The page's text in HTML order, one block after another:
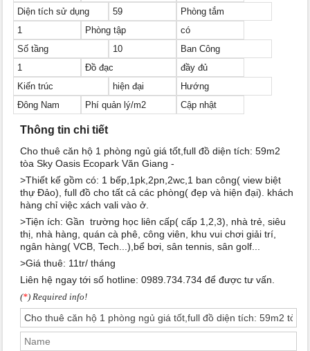
Diện tích sử dụng
59
Phòng tắm
1
Phòng tập
có
Số tầng
10
Ban Công
1
Đồ đạc
đầy đủ
Kiến trúc
hiện đại
Hướng
Đông Nam
Phí quản lý/m2 Cập nhật
Thông tin chi tiết
Cho thuê căn hộ 1 phòng ngủ giá tốt,full đồ diện tích: 59m2
tòa Sky Oasis Ecopark Văn Giang -
>Thiết kế gồm có: 1 bếp,1pk,2pn,2wc,1 ban công( view biệt
thự Đảo), full đồ cho tất cả các phòng( đẹp và hiện đại). khách
hàng chỉ việc xách vali vào ở.
>Tiện ích: Gần trường học liên cấp( cấp 1,2,3), nhà trẻ, siêu
thị, nhà hàng, quán cà phê, công viên, khu vui chơi giải trí,
ngân hàng( VCB, Tech...),bể bơi, sân tennis, sân golf...
>Giá thuê: 11tr/ tháng
Liên hệ ngay tới số hotline: 0989.734.734 để được tư vấn.
(*) Required info!